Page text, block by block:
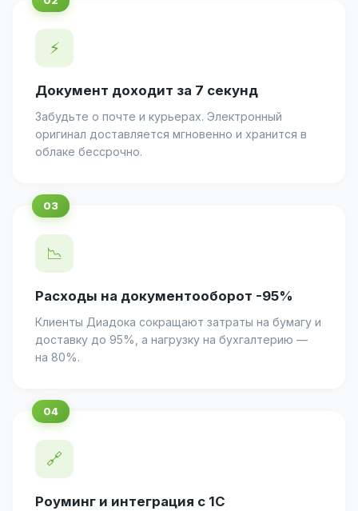
⚡
Документ доходит за 7 секунд
Забудьте о почте и курьерах. Электронный
оригинал доставляется мгновенно и хранится в
облаке бессрочно.
📉
Расходы на документооборот -95%
Клиенты Диадока сокращают затраты на бумагу и
доставку до 95%, а нагрузку на бухгалтерию —
на 80%.
🔗
Роуминг и интеграция с 1С